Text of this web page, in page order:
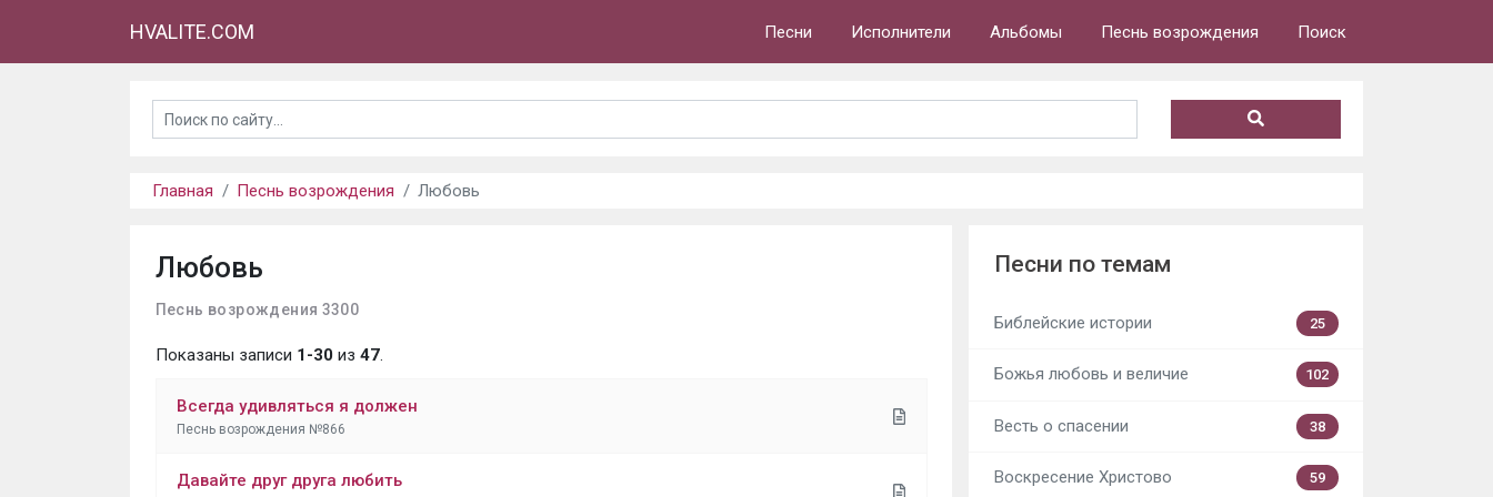
HVALITE.COM Песни Исполнители Альбомы Песнь возрождения Поиск
Главная Песнь возрождения Любовь
Любовь
Песнь возрождения 3300
Показаны записи 1-30из 47.
Всегда удивляться я должен
Песнь возрождения №866
Давайте друг друга любить
Песни по темам
Библейские истории 25
Божья любовь и величие 102
Весть о спасении 38
Воскресение Христово 59